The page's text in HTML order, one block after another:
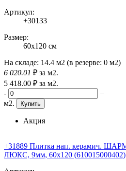
Артикул:
+30133
Размер:
60x120 см
На складе: 14.4 м2 (в резерве: 0 м2)
6 020.01 ₽ за м2.
5 418.00 ₽ за м2.
-
+
м2.
Купить
Акция
+31889 Плитка нап. керамич.
ЛЮКС, 9мм, 60x120 (610015000402)